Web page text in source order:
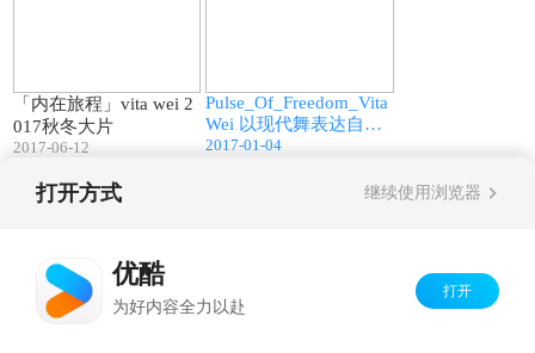
「内在旅程」vita wei 2
017秋冬大片
2017-06-12
Pulse_Of_Freedom_Vita
Wei 以现代舞表达自由
精神
2017-01-04
打开方式 继续使用浏览器
优酷
为好内容全力以赴
打开